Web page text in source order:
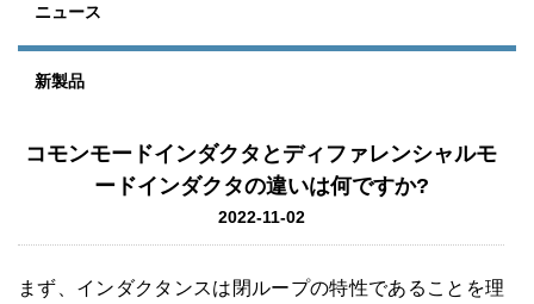
ニュース
新製品
コモンモードインダクタとディファレンシャルモ
ードインダクタの違いは何ですか?
2022-11-02
まず、インダクタンスは閉ループの特性であることを理